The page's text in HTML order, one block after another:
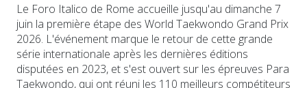
Le Foro Italico de Rome accueille jusqu'au dimanche 7
juin la première étape des World Taekwondo Grand Prix
2026. L'événement marque le retour de cette grande
série internationale après les dernières éditions
disputées en 2023, et s'est ouvert sur les épreuves Para
Taekwondo, qui ont réuni les 110 meilleurs compétiteurs